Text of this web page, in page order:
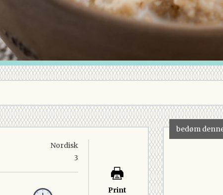
Nordisk
3
Print
bedøm